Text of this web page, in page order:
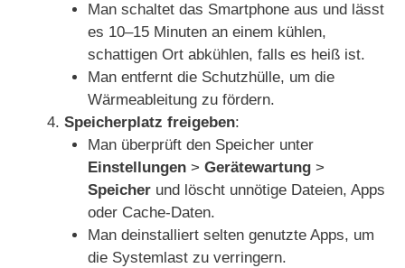
Man schaltet das Smartphone aus und lässt
es 10–15 Minuten an einem kühlen,
schattigen Ort abkühlen, falls es heiß ist.
Man entfernt die Schutzhülle, um die
Wärmeableitung zu fördern.
Speicherplatz freigeben:
Man überprüft den Speicher unter
Einstellungen> Gerätewartung>
Speicherund löscht unnötige Dateien, Apps
oder Cache-Daten.
Man deinstalliert selten genutzte Apps, um
die Systemlast zu verringern.